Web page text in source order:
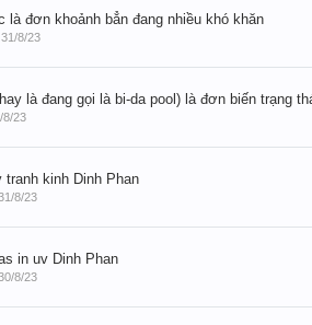
là đơn khoảnh bẳn đang nhiều khó khăn
31/8/23
là đang gọi là bi-da pool) là đơn biến trạng
8/23
tranh kinh Dinh Phan
8/23
in uv Dinh Phan
8/23